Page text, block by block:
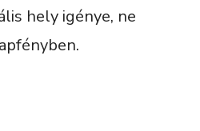
hely igénye, ne